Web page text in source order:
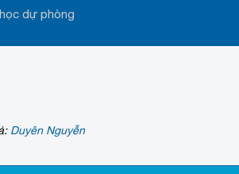
dự phòng
Duyên Nguyễn